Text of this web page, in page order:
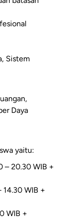
Sistem
Daya
yaitu:
– 20.30 WIB +
14.30 WIB +
WIB +